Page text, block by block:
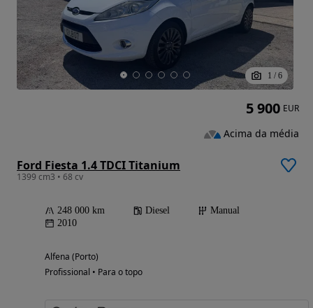
1 / 6
Ford Fiesta 1.4 TDCI Titanium
1399 cm3 • 68 cv
248 000 km Diesel
Manual
2010
Alfena (Porto)
Profissional • Para o topo
5 900 EUR
Acima da média